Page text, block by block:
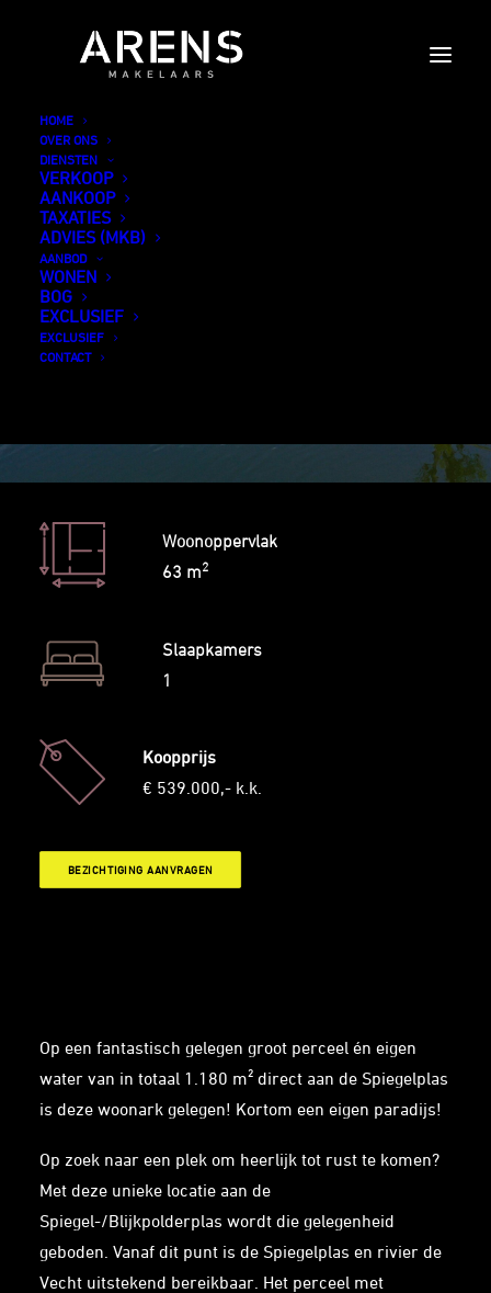
HOME
OVER ONS
DIENSTEN
VERKOOP
AANKOOP
TAXATIES
ADVIES (MKB)
AANBOD
WONEN
BOG
EXCLUSIEF
EXCLUSIEF
CONTACT
DAMMERWEG 84C
NEDERHORST DEN BERG
BESCHIKBAAR
BEKIJK DE INDELING
Woonoppervlak
63 m2
Slaapkamers
1
Koopprijs
€ 539.000,- k.k.
BEZICHTIGING AANVRAGEN
Op een fantastisch gelegen groot perceel én eigen
water van in totaal 1.180 m² direct aan de Spiegelplas
is deze woonark gelegen! Kortom een eigen paradijs!
Op zoek naar een plek om heerlijk tot rust te komen?
Met deze unieke locatie aan de
Spiegel-/Blijkpolderplas wordt die gelegenheid
geboden. Vanaf dit punt is de Spiegelplas en rivier de
Vecht uitstekend bereikbaar. Het perceel met